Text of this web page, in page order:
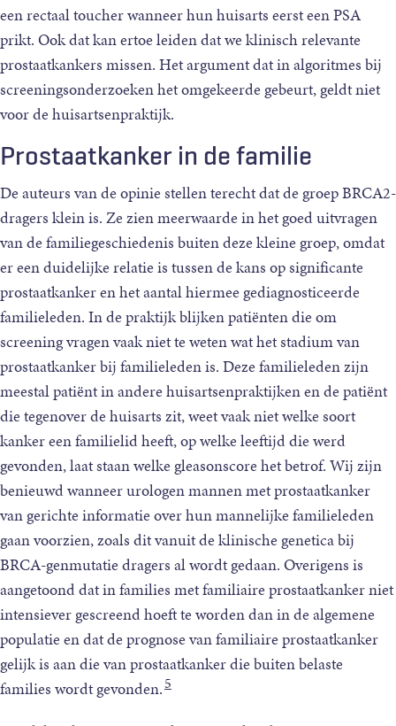
een rectaal toucher wanneer hun huisarts eerst een PSA
prikt. Ook dat kan ertoe leiden dat we klinisch relevante
prostaatkankers missen. Het argument dat in algoritmes bij
screeningsonderzoeken het omgekeerde gebeurt, geldt niet
voor de huisartsenpraktijk.
Prostaatkanker in de familie
De auteurs van de opinie stellen terecht dat de groep BRCA2-
dragers klein is. Ze zien meerwaarde in het goed uitvragen
van de familiegeschiedenis buiten deze kleine groep, omdat
er een duidelijke relatie is tussen de kans op significante
prostaatkanker en het aantal hiermee gediagnosticeerde
familieleden. In de praktijk blijken patiënten die om
screening vragen vaak niet te weten wat het stadium van
prostaatkanker bij familieleden is. Deze familieleden zijn
meestal patiënt in andere huisartsenpraktijken en de patiënt
die tegenover de huisarts zit, weet vaak niet welke soort
kanker een familielid heeft, op welke leeftijd die werd
gevonden, laat staan welke gleasonscore het betrof. Wij zijn
benieuwd wanneer urologen mannen met prostaatkanker
van gerichte informatie over hun mannelijke familieleden
gaan voorzien, zoals dit vanuit de klinische genetica bij
BRCA-genmutatie dragers al wordt gedaan. Overigens is
aangetoond dat in families met familiaire prostaatkanker niet
intensiever gescreend hoeft te worden dan in de algemene
populatie en dat de prognose van familiaire prostaatkanker
gelijk is aan die van prostaatkanker die buiten belaste
families wordt gevonden.5